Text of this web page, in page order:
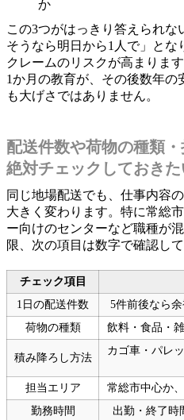
か
この3つがはっきり答えられ
そうなら明日から1人で」とな
クレームのリスクが高まりま
1か月の教育が、その後数年の
も大げさではありません。
配送件数や荷物の種類
絶対チェックしておきた
同じ地場配送でも、仕事内容
大きく変わります。特に常総
ー向けのセンターなど職種が
限、次の項目は数字で確認し
チェック項目
1日の配送件数
5件前後なら
荷物の種類
飲料・食品・
積み降ろし方法
カゴ車・パレ
担当エリア
常総市中心か
勤務時間
出勤・終了時